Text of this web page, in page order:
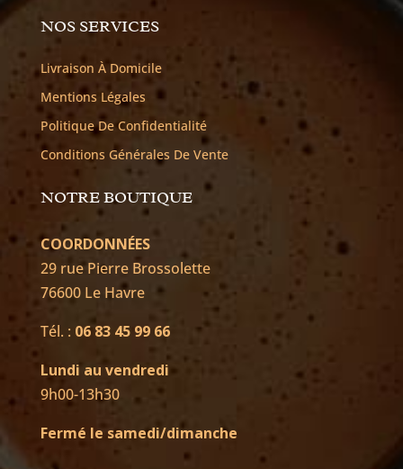
NOS SERVICES
Livraison À Domicile
Mentions Légales
Politique De Confidentialité
Conditions Générales De Vente
NOTRE BOUTIQUE
COORDONNÉES
29 rue Pierre Brossolette
76600 Le Havre
Tél. : 06 83 45 99 66
Lundi au vendredi
9h00-13h30
Fermé le samedi/dimanche